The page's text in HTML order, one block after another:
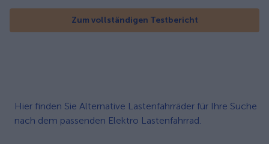
Zum vollständigen Testbericht
Hier finden Sie Alternative Lastenfahrräder für Ihre Suche
nach dem passenden Elektro Lastenfahrrad.